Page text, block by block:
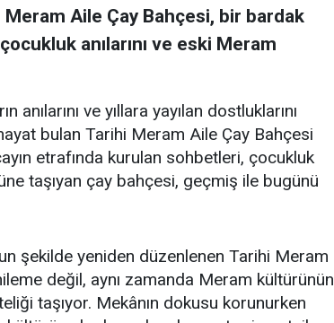
Aile Çay Bahçesi, bir bardak
anılarını ve eski Meram
anılarını ve yıllara yayılan dostluklarını
bulan Tarihi Meram Aile Çay Bahçesi
etrafında kurulan sohbetleri, çocukluk
taşıyan çay bahçesi, geçmiş ile bugünü
şekilde yeniden düzenlenen Tarihi Meram
değil, aynı zamanda Meram kültürünün
taşıyor. Mekânın dokusu korunurken